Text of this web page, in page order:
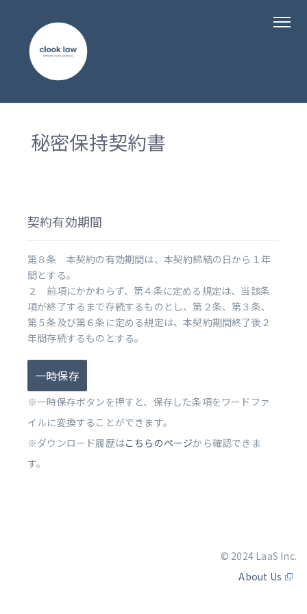
秘密保持契約書
契約有効期間
第８条 本契約の有効期間は、本契約締結の日から１年
間とする。
２ 前項にかかわらず、第４条に定める規定は、当該条
項が終了するまで存続するものとし、第２条、第３条、
第５条及び第６条に定める規定は、本契約期間終了後２
年間存続するものとする。
一時保存
※一時保存ボタンを押すと、保存した条項をワードファ
イルに変換することができます。
※ダウンロード履歴はこちらのページから確認できま
す。
© 2024 LaaS Inc.
About Us